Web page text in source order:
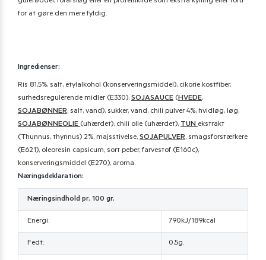
for at gøre den mere fyldig.
Ingredienser:
Ris 81,5%, salt, etylalkohol (konserveringsmiddel), cikorie kostfiber,
surhedsregulerende midler (E330), SOJASAUCE (HVEDE,
SOJABØNNER, salt, vand), sukker, vand, chili pulver 4%, hvidløg, løg,
SOJABØNNEOLIE (uhærdet), chili olie (uhærdet), TUN ekstrakt
(Thunnus, thynnus) 2%, majsstivelse, SOJAPULVER, smagsforstærkere
(E621), oleoresin capsicum, sort peber, farvestof (E160c),
konserveringsmiddel (E270), aroma.
Næringsdeklaration:
Næringsindhold pr. 100 gr.
Energi: 790kJ/189kcal
Fedt: 0,5g.